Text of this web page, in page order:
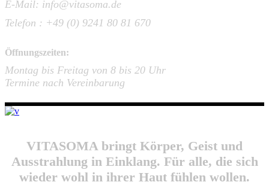
E-Mail: info@vitasoma.de
Telefon : +49 (0) 9241 80 81 670
Öffnungszeiten:
Montag bis Freitag von 8 bis 20 Uhr
Termine nach Vereinbarung
VITASOMA bringt Körper, Geist und
Ausstrahlung in Einklang. Für alle, die sich
wieder wohl in ihrer Haut fühlen wollen.